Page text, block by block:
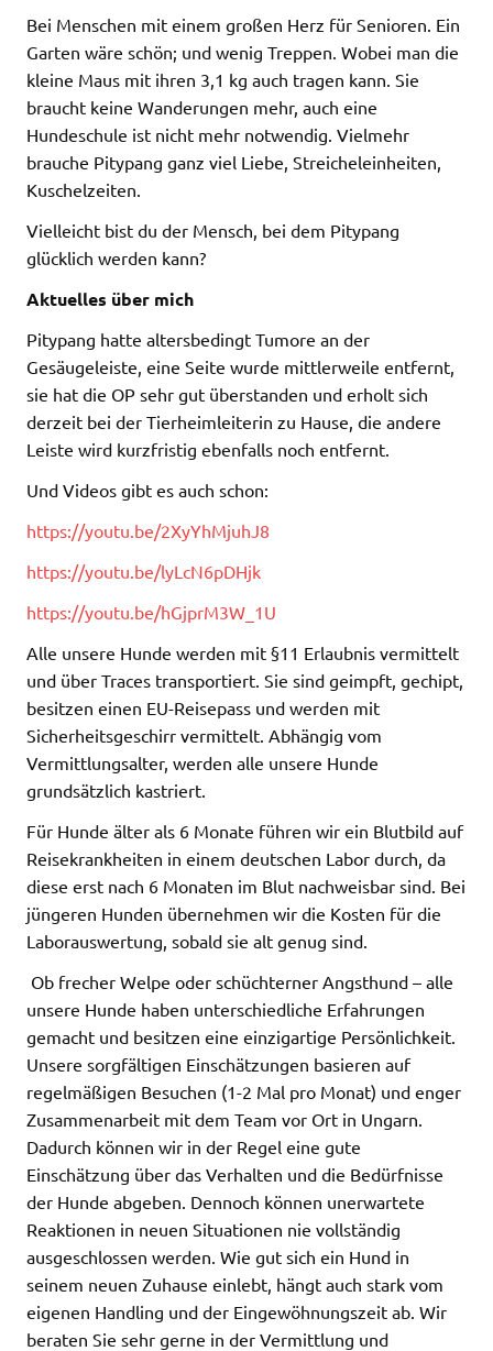
Bei Menschen mit einem großen Herz für Senioren. Ein
Garten wäre schön; und wenig Treppen. Wobei man die
kleine Maus mit ihren 3,1 kg auch tragen kann. Sie
braucht keine Wanderungen mehr, auch eine
Hundeschule ist nicht mehr notwendig. Vielmehr
brauche Pitypang ganz viel Liebe, Streicheleinheiten,
Kuschelzeiten.
Vielleicht bist du der Mensch, bei dem Pitypang
glücklich werden kann?
Aktuelles über mich
Pitypang hatte altersbedingt Tumore an der
Gesäugeleiste, eine Seite wurde mittlerweile entfernt,
sie hat die OP sehr gut überstanden und erholt sich
derzeit bei der Tierheimleiterin zu Hause, die andere
Leiste wird kurzfristig ebenfalls noch entfernt.
Und Videos gibt es auch schon:
https://youtu.be/2XyYhMjuhJ8
https://youtu.be/lyLcN6pDHjk
https://youtu.be/hGjprM3W_1U
Alle unsere Hunde werden mit §11 Erlaubnis vermittelt
und über Traces transportiert. Sie sind geimpft, gechipt,
besitzen einen EU-Reisepass und werden mit
Sicherheitsgeschirr vermittelt. Abhängig vom
Vermittlungsalter, werden alle unsere Hunde
grundsätzlich kastriert.
Für Hunde älter als 6 Monate führen wir ein Blutbild auf
Reisekrankheiten in einem deutschen Labor durch, da
diese erst nach 6 Monaten im Blut nachweisbar sind. Bei
jüngeren Hunden übernehmen wir die Kosten für die
Laborauswertung, sobald sie alt genug sind.
Ob frecher Welpe oder schüchterner Angsthund – alle
unsere Hunde haben unterschiedliche Erfahrungen
gemacht und besitzen eine einzigartige Persönlichkeit.
Unsere sorgfältigen Einschätzungen basieren auf
regelmäßigen Besuchen (1-2 Mal pro Monat) und enger
Zusammenarbeit mit dem Team vor Ort in Ungarn.
Dadurch können wir in der Regel eine gute
Einschätzung über das Verhalten und die Bedürfnisse
der Hunde abgeben. Dennoch können unerwartete
Reaktionen in neuen Situationen nie vollständig
ausgeschlossen werden. Wie gut sich ein Hund in
seinem neuen Zuhause einlebt, hängt auch stark vom
eigenen Handling und der Eingewöhnungszeit ab. Wir
beraten Sie sehr gerne in der Vermittlung und